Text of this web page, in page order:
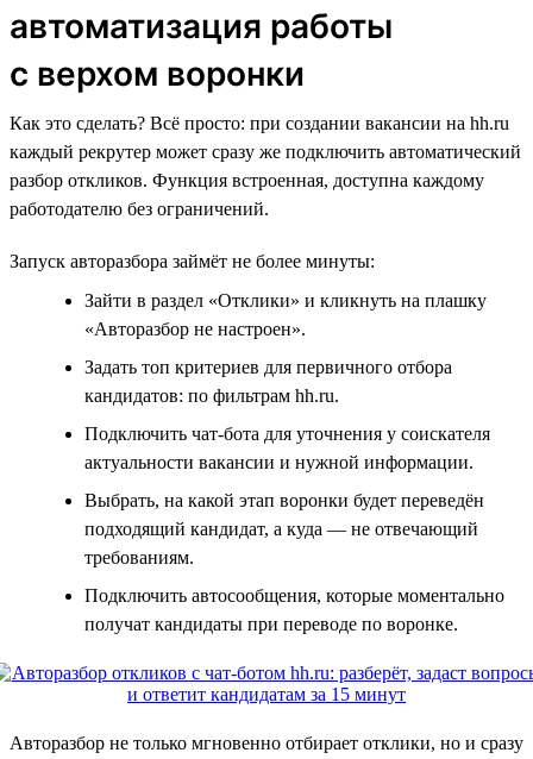
автоматизация работы
с верхом воронки
Как это сделать? Всё просто: при создании вакансии на hh.ru
каждый рекрутер может сразу же подключить автоматический
разбор откликов. Функция встроенная, доступна каждому
работодателю без ограничений.
Запуск авторазбора займёт не более минуты:
Зайти в раздел «Отклики» и кликнуть на плашку
«Авторазбор не настроен».
Задать топ критериев для первичного отбора
кандидатов: по фильтрам hh.ru.
Подключить чат-бота для уточнения у соискателя
актуальности вакансии и нужной информации.
Выбрать, на какой этап воронки будет переведён
подходящий кандидат, а куда — не отвечающий
требованиям.
Подключить автосообщения, которые моментально
получат кандидаты при переводе по воронке.
Авторазбор не только мгновенно отбирает отклики, но и сразу